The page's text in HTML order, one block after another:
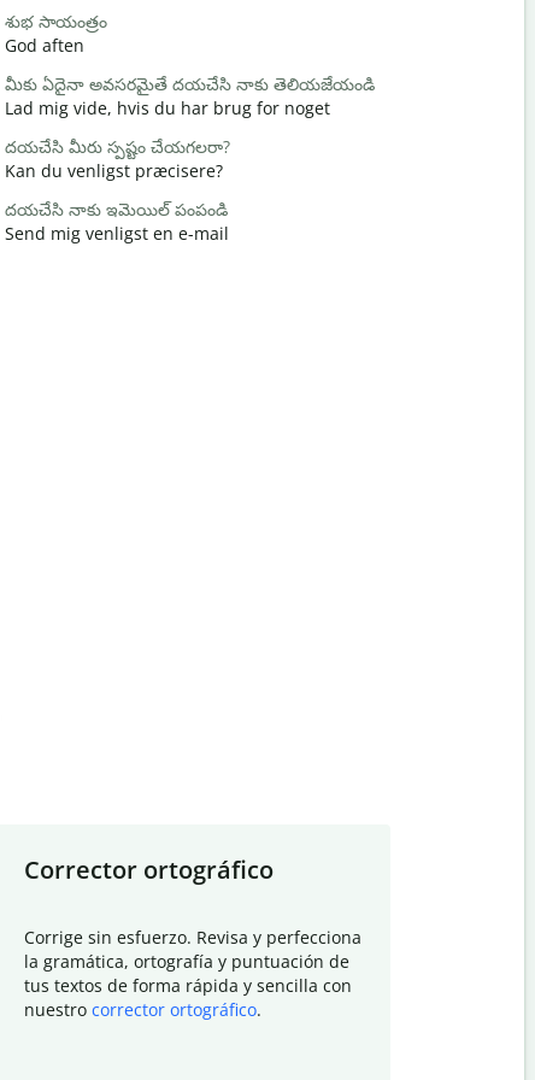
శుభ సాయంత్రం
God aften
మీకు ఏదైనా అవసరమైతే దయచేసి నాకు తెలియజేయండి
Lad mig vide, hvis du har brug for noget
దయచేసి మీరు స్పష్టం చేయగలరా?
Kan du venligst præcisere?
దయచేసి నాకు ఇమెయిల్ పంపండి
Send mig venligst en e-mail
Corrector ortográfico
Corrige sin esfuerzo. Revisa y perfecciona
la gramática, ortografía y puntuación de
tus textos de forma rápida y sencilla con
nuestro corrector ortográfico.